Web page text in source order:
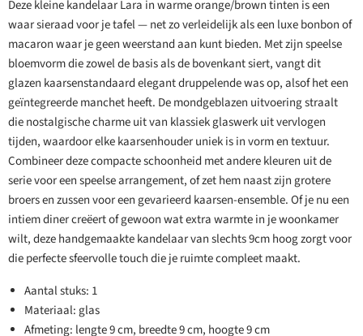
Deze kleine kandelaar Lara in warme orange/brown tinten is een
waar sieraad voor je tafel — net zo verleidelijk als een luxe bonbon of
macaron waar je geen weerstand aan kunt bieden. Met zijn speelse
bloemvorm die zowel de basis als de bovenkant siert, vangt dit
glazen kaarsenstandaard elegant druppelende was op, alsof het een
geïntegreerde manchet heeft. De mondgeblazen uitvoering straalt
die nostalgische charme uit van klassiek glaswerk uit vervlogen
tijden, waardoor elke kaarsenhouder uniek is in vorm en textuur.
Combineer deze compacte schoonheid met andere kleuren uit de
serie voor een speelse arrangement, of zet hem naast zijn grotere
broers en zussen voor een gevarieerd kaarsen-ensemble. Of je nu een
intiem diner creëert of gewoon wat extra warmte in je woonkamer
wilt, deze handgemaakte kandelaar van slechts 9cm hoog zorgt voor
die perfecte sfeervolle touch die je ruimte compleet maakt.
Aantal stuks: 1
Materiaal: glas
Afmeting: lengte 9 cm, breedte 9 cm, hoogte 9 cm